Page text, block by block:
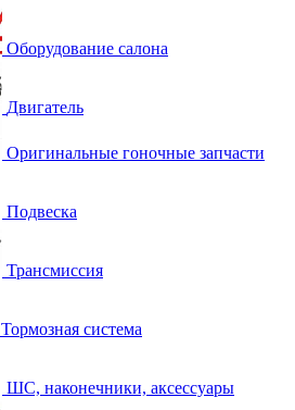
Оборудование салона
Двигатель
Оригинальные гоночные запчасти
Подвеска
Трансмиссия
Тормозная система
ШС, наконечники, аксессуары